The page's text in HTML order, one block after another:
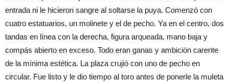
entrada ni le hicieron sangre al soltarse la puya. Comenzó con
cuatro estatuarios, un molinete y el de pecho. Ya en el centro, dos
tandas en línea con la derecha, figura arqueada, mano baja y
compás abierto en exceso. Todo eran ganas y ambición carente
de la mínima estética. La plaza crujió con uno de pecho en
circular. Fue listo y le dio tiempo al toro antes de ponerle la muleta